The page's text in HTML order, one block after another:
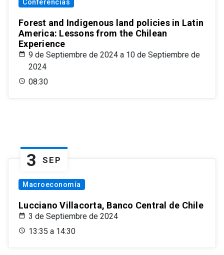
Conferencias
Forest and Indigenous land policies in Latin
America: Lessons from the Chilean
Experience
9 de Septiembre de 2024 a 10 de Septiembre de
2024
08:30
3 SEP
Macroeconomía
Lucciano Villacorta, Banco Central de Chile
3 de Septiembre de 2024
13:35 a 14:30